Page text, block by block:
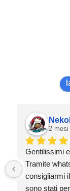
2 mesi
Gentilissimi
Tramite
consigliarmi
sono stati